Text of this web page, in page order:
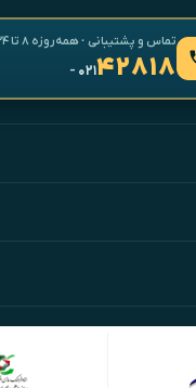
تماس و پشتیبانی · همه‌روزه ۸ تا ۲۴
۴۲۸۱۸- ۰۲۱